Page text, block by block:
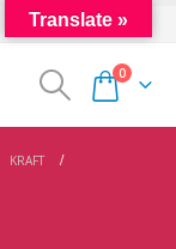
0
KRAFT
Translate »